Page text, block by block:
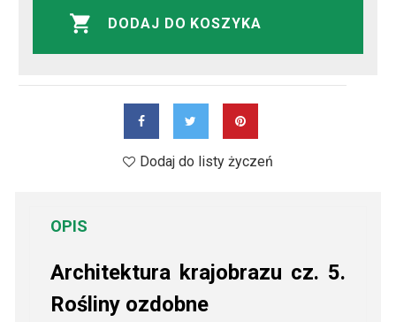
DODAJ DO KOSZYKA
Dodaj do listy życzeń
OPIS
Architektura krajobrazu cz. 5.
Rośliny ozdobne